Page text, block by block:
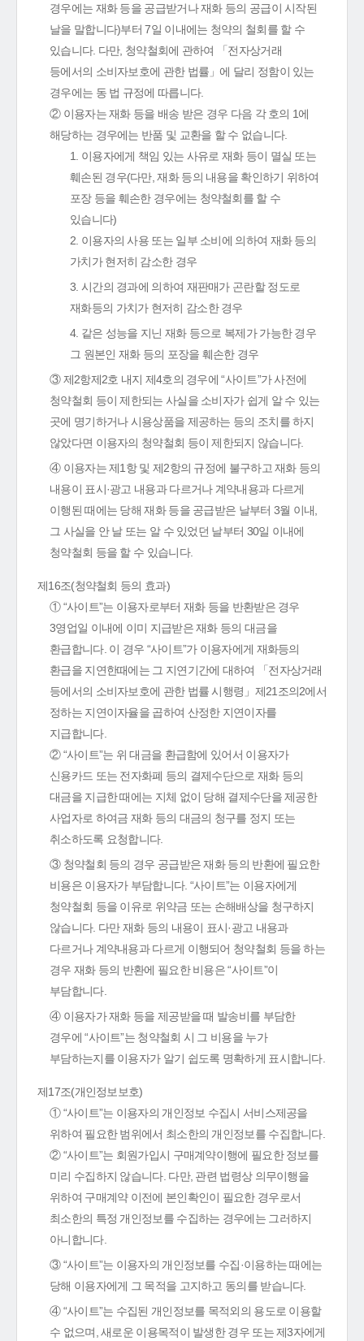
경우에는 재화 등을 공급받거나 재화 등의 공급이 시작된
날을 말합니다)부터 7일 이내에는 청약의 철회를 할 수
있습니다. 다만, 청약철회에 관하여 「전자상거래
등에서의 소비자보호에 관한 법률」에 달리 정함이 있는
경우에는 동 법 규정에 따릅니다.
② 이용자는 재화 등을 배송 받은 경우 다음 각 호의 1에
해당하는 경우에는 반품 및 교환을 할 수 없습니다.
1. 이용자에게 책임 있는 사유로 재화 등이 멸실 또는
훼손된 경우(다만, 재화 등의 내용을 확인하기 위하여
포장 등을 훼손한 경우에는 청약철회를 할 수
있습니다)
2. 이용자의 사용 또는 일부 소비에 의하여 재화 등의
가치가 현저히 감소한 경우
3. 시간의 경과에 의하여 재판매가 곤란할 정도로
재화등의 가치가 현저히 감소한 경우
4. 같은 성능을 지닌 재화 등으로 복제가 가능한 경우
그 원본인 재화 등의 포장을 훼손한 경우
③ 제2항제2호 내지 제4호의 경우에 “사이트”가 사전에
청약철회 등이 제한되는 사실을 소비자가 쉽게 알 수 있는
곳에 명기하거나 시용상품을 제공하는 등의 조치를 하지
않았다면 이용자의 청약철회 등이 제한되지 않습니다.
④ 이용자는 제1항 및 제2항의 규정에 불구하고 재화 등의
내용이 표시·광고 내용과 다르거나 계약내용과 다르게
이행된 때에는 당해 재화 등을 공급받은 날부터 3월 이내,
그 사실을 안 날 또는 알 수 있었던 날부터 30일 이내에
청약철회 등을 할 수 있습니다.
제16조(청약철회 등의 효과)
① “사이트”는 이용자로부터 재화 등을 반환받은 경우
3영업일 이내에 이미 지급받은 재화 등의 대금을
환급합니다. 이 경우 “사이트”가 이용자에게 재화등의
환급을 지연한때에는 그 지연기간에 대하여 「전자상거래
등에서의 소비자보호에 관한 법률 시행령」제21조의2에서
정하는 지연이자율을 곱하여 산정한 지연이자를
지급합니다.
② “사이트”는 위 대금을 환급함에 있어서 이용자가
신용카드 또는 전자화폐 등의 결제수단으로 재화 등의
대금을 지급한 때에는 지체 없이 당해 결제수단을 제공한
사업자로 하여금 재화 등의 대금의 청구를 정지 또는
취소하도록 요청합니다.
③ 청약철회 등의 경우 공급받은 재화 등의 반환에 필요한
비용은 이용자가 부담합니다. “사이트”는 이용자에게
청약철회 등을 이유로 위약금 또는 손해배상을 청구하지
않습니다. 다만 재화 등의 내용이 표시·광고 내용과
다르거나 계약내용과 다르게 이행되어 청약철회 등을 하는
경우 재화 등의 반환에 필요한 비용은 “사이트”이
부담합니다.
④ 이용자가 재화 등을 제공받을 때 발송비를 부담한
경우에 “사이트”는 청약철회 시 그 비용을 누가
부담하는지를 이용자가 알기 쉽도록 명확하게 표시합니다.
제17조(개인정보보호)
① “사이트”는 이용자의 개인정보 수집시 서비스제공을
위하여 필요한 범위에서 최소한의 개인정보를 수집합니다.
② “사이트”는 회원가입시 구매계약이행에 필요한 정보를
미리 수집하지 않습니다. 다만, 관련 법령상 의무이행을
위하여 구매계약 이전에 본인확인이 필요한 경우로서
최소한의 특정 개인정보를 수집하는 경우에는 그러하지
아니합니다.
③ “사이트”는 이용자의 개인정보를 수집·이용하는 때에는
당해 이용자에게 그 목적을 고지하고 동의를 받습니다.
④ “사이트”는 수집된 개인정보를 목적외의 용도로 이용할
수 없으며, 새로운 이용목적이 발생한 경우 또는 제3자에게